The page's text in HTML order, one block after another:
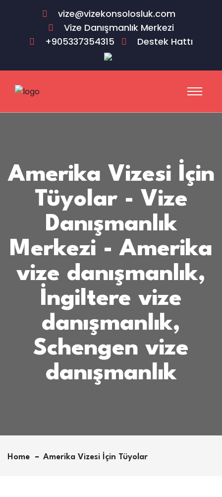
vize@vizekonsolosluk.com
Vize Danışmanlık Merkezi
+905337354315
Destek Hattı
Amerika Vizesi İçin
Tüyolar - Vize
Danışmanlık
Merkezi - Amerika
vize danışmanlık,
İngiltere vize
danışmanlık,
Schengen vize
danışmanlık
Home Amerika Vizesi İçin Tüyolar